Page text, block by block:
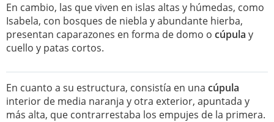
En cambio, las que viven en islas altas y húmedas, como
Isabela, con bosques de niebla y abundante hierba,
presentan caparazones en forma de domo o cúpula y
cuello y patas cortos.
En cuanto a su estructura, consistía en una cúpula
interior de media naranja y otra exterior, apuntada y
más alta, que contrarrestaba los empujes de la primera.